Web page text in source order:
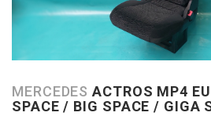
MERCEDESACTROS MP4
SPACE / BIG SPACE / GIGA